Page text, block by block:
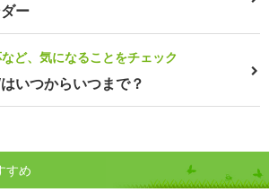
ー
ど、気になることをチェック
いつからいつまで？
すめ